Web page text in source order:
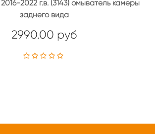
2022 г.в. (3143) омыватель камеры
заднего вида
2990.00 руб